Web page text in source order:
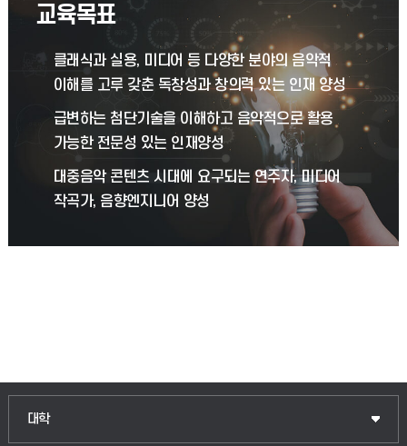
교육목표
클래식과 실용, 미디어 등 다양한 분야의 음악적
이해를 고루 갖춘 독창성과 창의력 있는 인재 양성
급변하는 첨단기술을 이해하고 음악적으로 활용
가능한 전문성 있는 인재양성
대중음악 콘텐츠 시대에 요구되는 연주자, 미디어
작곡가, 음향엔지니어 양성
대학
인문융합공공인재학부